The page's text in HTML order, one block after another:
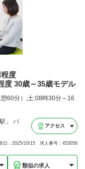
程度
度 30歳～35歳モデル
60分）,土:08時30分～16
」 バ
アクセス
日：2025/10/15 求人番号：453058
類似の求人